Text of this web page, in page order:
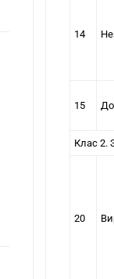
14
15
Клас 2.
20